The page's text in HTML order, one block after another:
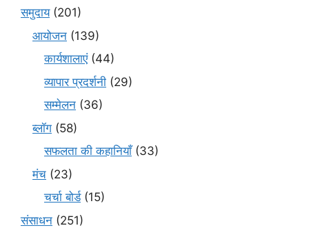
समुदाय(201)
आयोजन (139)
कार्यशालाएं(44)
व्यापार प्रदर्शनी (29)
सम्मेलन (36)
ब्लॉग (58)
सफलता की कहानियाँ(33)
मंच (23)
चर्चा बोर्ड(15)
संसाधन (251)